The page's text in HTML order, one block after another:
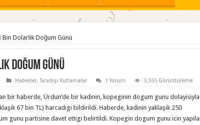
Dolarlık Doğum Günü
Doğum Günü
Haberler, Sıradışı Kutlamalar 1 Yorum 3,555 Görüntüleme
bir haberde, Ürdun’de bir kadinin, kopeginin dogum gunu dolayisiyla
67 bin TL) harcadigi bildirildi. Haberde, kadinin yaklaşik 250
gunu partisine davet ettigi belirtildi. Kopegin dogum gunu icin